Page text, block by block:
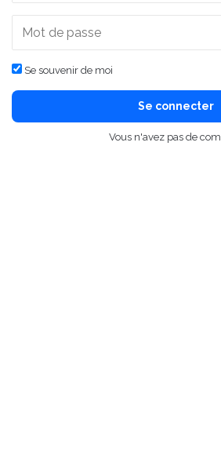
Se souvenir de moi
Se connecter
Vous n'avez pas de